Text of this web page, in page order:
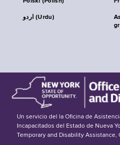
اردو (Urdu)
Un servicio del la Oficina de
Incapacitados del Estado de Nueva
Temporary and Disability Assistance,